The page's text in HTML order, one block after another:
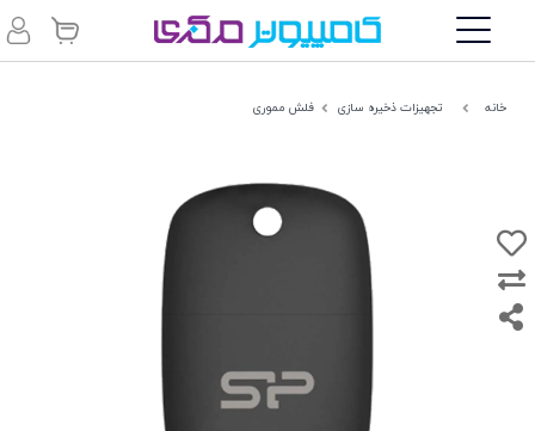
خانه تجهیزات ذخیره سازی فلش مموری